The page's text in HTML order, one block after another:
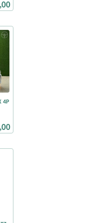
4P